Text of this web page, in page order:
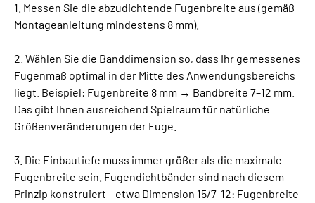
1. Messen Sie die abzudichtende Fugenbreite aus (gemäß
Montageanleitung mindestens 8 mm).
2. Wählen Sie die Banddimension so, dass Ihr gemessenes
Fugenmaß optimal in der Mitte des Anwendungsbereichs
liegt. Beispiel: Fugenbreite 8 mm → Bandbreite 7–12 mm.
Das gibt Ihnen ausreichend Spielraum für natürliche
Größenveränderungen der Fuge.
3. Die Einbautiefe muss immer größer als die maximale
Fugenbreite sein. Fugendichtbänder sind nach diesem
Prinzip konstruiert – etwa Dimension 15/7-12: Fugenbreite